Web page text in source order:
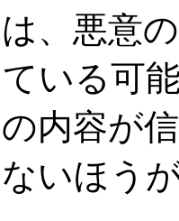
は、悪意
ている可
内容が
ないほう